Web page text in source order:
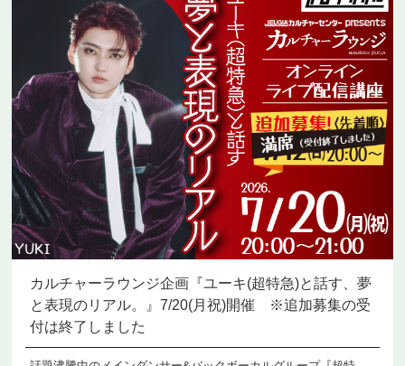
カルチャーラウンジ企画『ユーキ(超特急)と話す、夢
と表現のリアル。』7/20(月祝)開催 ※追加募集の受
付は終了しました